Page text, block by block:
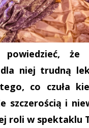
powiedzieć, że
dla niej trudną
co czuła
szczerością i
roli w spektaklu